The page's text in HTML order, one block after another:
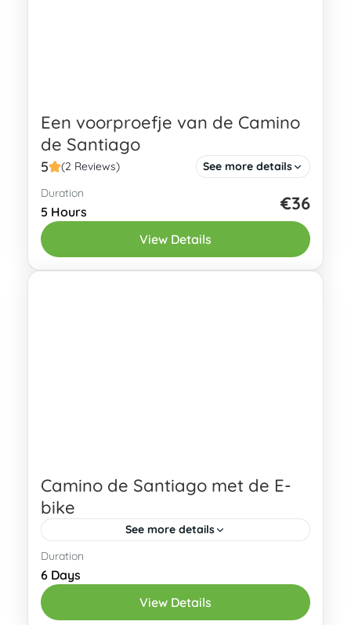
Een voorproefje van de Camino
de Santiago
5 (2 Reviews) See more details
Heb je gehoord over de Camino de
Santiago en heb je zelfs overwogen om
een van de routes te lopen (ja, er zijn
meerdere routes!)?...
Duration
5 Hours €36
View Details
Camino de Santiago met de E-
bike
See more details
Geïnteresseerd? Stuur een aanvraag!
Ben je bekend met de Camino de
Santiago, maar fiets je liever dan dat je
Duration
6 Days
View Details